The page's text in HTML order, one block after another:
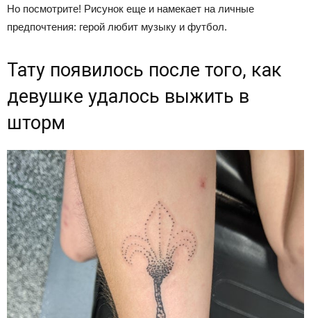
Но посмотрите! Рисунок еще и намекает на личные
предпочтения: герой любит музыку и футбол.
Тату появилось после того, как
девушке удалось выжить в
шторм